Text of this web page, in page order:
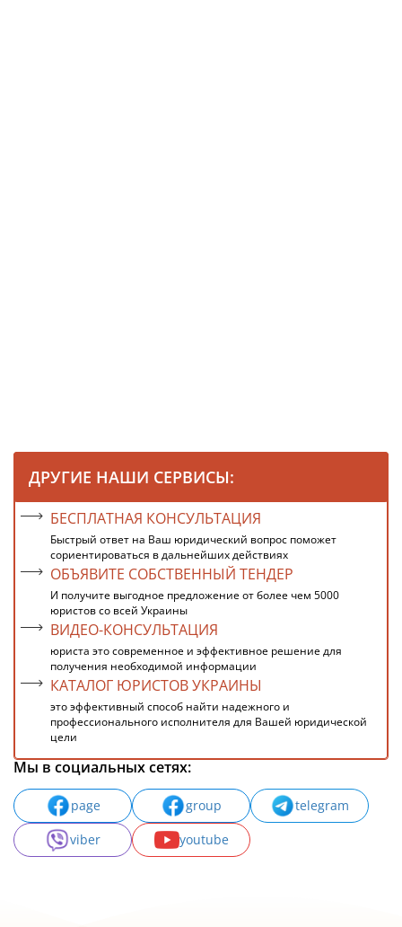
ДРУГИЕ НАШИ СЕРВИСЫ:
БЕСПЛАТНАЯ КОНСУЛЬТАЦИЯ
Быстрый ответ на Ваш юридический вопрос поможет
сориентироваться в дальнейших действиях
ОБЪЯВИТЕ СОБСТВЕННЫЙ ТЕНДЕР
И получите выгодное предложение от более чем 5000
юристов со всей Украины
ВИДЕО-КОНСУЛЬТАЦИЯ
юриста это современное и эффективное решение для
получения необходимой информации
КАТАЛОГ ЮРИСТОВ УКРАИНЫ
это эффективный способ найти надежного и
профессионального исполнителя для Вашей юридической
цели
Мы в социальных сетях:
page group
telegram
viber
youtube